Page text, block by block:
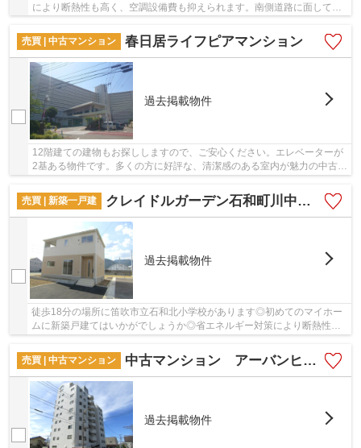
により断熱性も高く、空調設備費も抑えられます。南側道路に面してい
売買 | 中古マンション
春日居ライフピアマンション
過去掲載物件
12階建ての建物もお探ししますので、ご安心ください。エレベーターが
2基ある物件です。多くの方に好評な、清潔感のある室内が魅力の中古マ
売買 | 新築一戸建
クレイドルガーデン石和町川中島第2 1号棟
過去掲載物件
徒歩18分の場所に笛吹市立石和北小学校があります◎初めてのマイホー
ムに新築戸建てはいかがでしょうか◎省エネルギー対策により断熱性も
売買 | 中古マンション
中古マンション アーバンヒルズ石和リゾート
過去掲載物件